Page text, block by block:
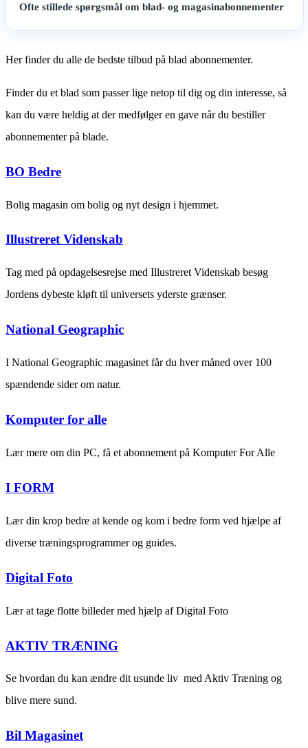
Ofte stillede spørgsmål om blad- og magasinabonnementer
Her finder du alle de bedste tilbud på blad abonnementer.
Finder du et blad som passer lige netop til dig og din interesse, så
kan du være heldig at der medfølger en gave når du bestiller
abonnementer på blade.
BO Bedre
Bolig magasin om bolig og nyt design i hjemmet.
Illustreret Videnskab
Tag med på opdagelsesrejse med Illustreret Videnskab besøg
Jordens dybeste kløft til universets yderste grænser.
National Geographic
I National Geographic magasinet får du hver måned over 100
spændende sider om natur.
Komputer for alle
Lær mere om din PC, få et abonnement på Komputer For Alle
I FORM
Lær din krop bedre at kende og kom i bedre form ved hjælpe af
diverse træningsprogrammer og guides.
Digital Foto
Lær at tage flotte billeder med hjælp af Digital Foto
AKTIV TRÆNING
Se hvordan du kan ændre dit usunde liv med Aktiv Træning og
blive mere sund.
Bil Magasinet